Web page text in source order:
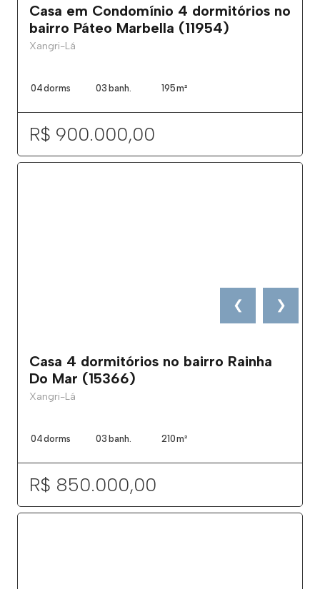
Casa em Condomínio 4 dormitórios no
bairro Páteo Marbella (11954)
Xangri-Lá
04dorms 03 banh. 195m²
R$ 900.000,00
❮ ❯
Casa 4 dormitórios no bairro Rainha
Do Mar (15366)
Xangri-Lá
04dorms 03 banh. 210m²
R$ 850.000,00